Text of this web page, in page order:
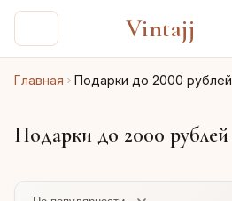
Vintajj
Главная Подарки до 2000 рублей
Подарки до 2000 рублей